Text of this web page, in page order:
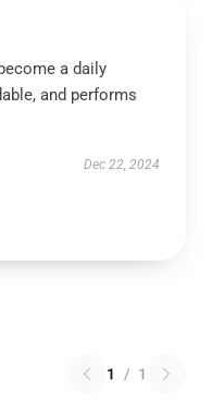
a daily
and performs
Dec 22, 2024
1 / 1